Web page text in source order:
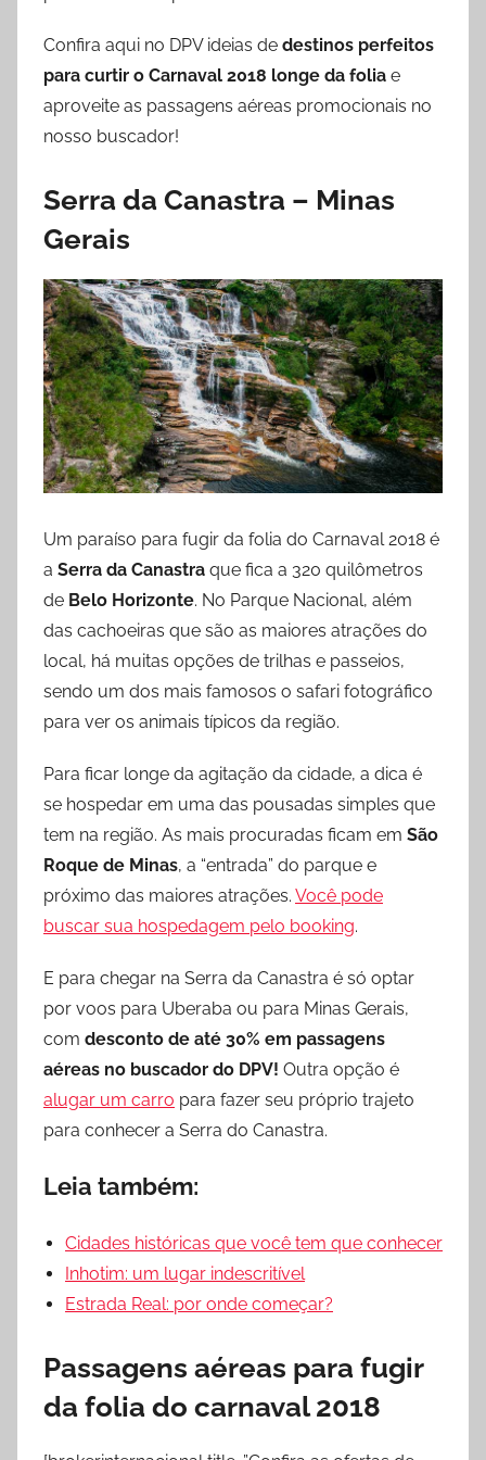
Confira aqui no DPV ideias de destinos perfeitos
para curtir o Carnaval 2018 longe da folia e
aproveite as passagens aéreas promocionais no
nosso buscador!
Serra da Canastra – Minas
Gerais
Um paraíso para fugir da folia do Carnaval 2018 é
a Serra da Canastra que fica a 320 quilômetros
de Belo Horizonte. No Parque Nacional, além
das cachoeiras que são as maiores atrações do
local, há muitas opções de trilhas e passeios,
sendo um dos mais famosos o safari fotográfico
para ver os animais típicos da região.
Para ficar longe da agitação da cidade, a dica é
se hospedar em uma das pousadas simples que
tem na região. As mais procuradas ficam em São
Roque de Minas, a “entrada” do parque e
próximo das maiores atrações. Você pode
buscar sua hospedagem pelo booking.
E para chegar na Serra da Canastra é só optar
por voos para Uberaba ou para Minas Gerais,
com desconto de até 30% em passagens
aéreas no buscador do DPV! Outra opção é
alugar um carro para fazer seu próprio trajeto
para conhecer a Serra do Canastra.
Leia também:
Cidades históricas que você tem que conhecer
Inhotim: um lugar indescritível
Estrada Real: por onde começar?
Passagens aéreas para fugir
da folia do carnaval 2018